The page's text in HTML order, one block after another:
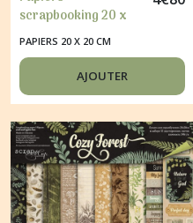
scrapbooking 20 x
20 cm album faire
part carte Scrapmir
UNICORNS
PAPIERS 20 X 20 CM
AJOUTER